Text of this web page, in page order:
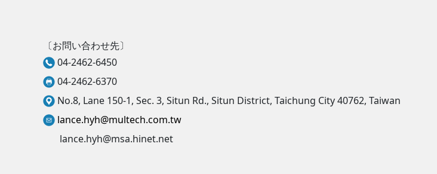
〔お問い合わせ先〕
04-2462-6450
04-2462-6370
No.8, Lane 150-1, Sec. 3, Situn Rd., Situn District, Taichung City 40762, Taiwan
lance.hyh@multech.com.tw
lance.hyh@msa.hinet.net